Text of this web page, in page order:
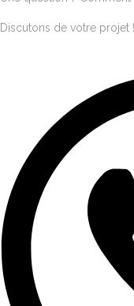
Discutons de votre projet !